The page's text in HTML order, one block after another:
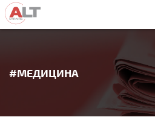
#МЕДИЦИНА